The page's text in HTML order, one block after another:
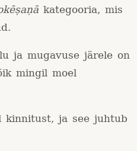
kategooria, mis
ja mugavuse järele on
mingil moel
kinnitust, ja see juhtub